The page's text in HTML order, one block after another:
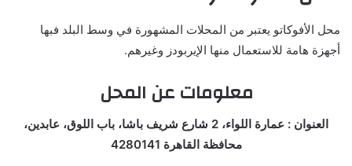
محل الأفوكاتو يعتبر من المحلات المشهورة في وسط البلد فبها
أجهزة هامة للاستعمال منها الإيربودز وغيرهم.
معلومات عن المحل
العنوان : عمارة اللواء، 2 شارع شريف باشا، باب اللوق، عابدين،
محافظة القاهرة 4280141